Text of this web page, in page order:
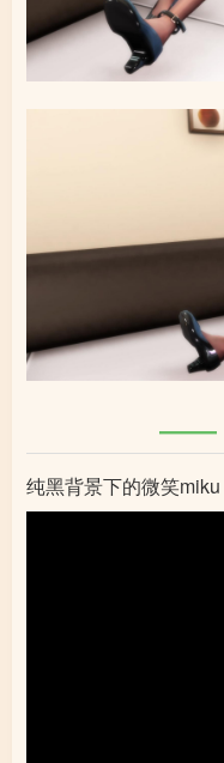
纯黑背景下的微笑miku